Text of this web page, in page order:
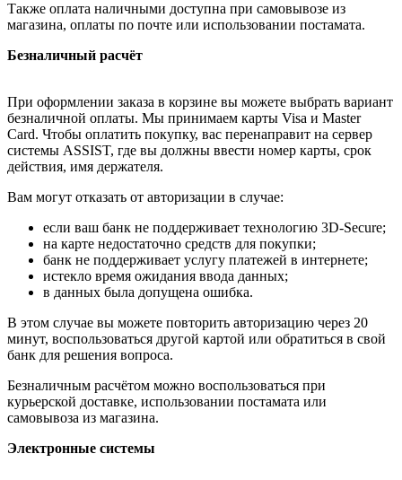
Также оплата наличными доступна при самовывозе из
магазина, оплаты по почте или использовании постамата.
Безналичный расчёт
При оформлении заказа в корзине вы можете выбрать вариант
безналичной оплаты. Мы принимаем карты Visa и Master
Card. Чтобы оплатить покупку, вас перенаправит на сервер
системы ASSIST, где вы должны ввести номер карты, срок
действия, имя держателя.
Вам могут отказать от авторизации в случае:
если ваш банк не поддерживает технологию 3D-Secure;
на карте недостаточно средств для покупки;
банк не поддерживает услугу платежей в интернете;
истекло время ожидания ввода данных;
в данных была допущена ошибка.
В этом случае вы можете повторить авторизацию через 20
минут, воспользоваться другой картой или обратиться в свой
банк для решения вопроса.
Безналичным расчётом можно воспользоваться при
курьерской доставке, использовании постамата или
самовывоза из магазина.
Электронные системы